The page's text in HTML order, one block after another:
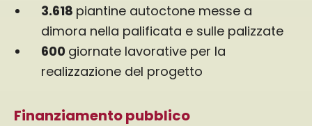
3.618 piantine autoctone messe a
dimora nella palificata e sulle palizzate
600 giornate lavorative per la
realizzazione del progetto
Finanziamento pubblico